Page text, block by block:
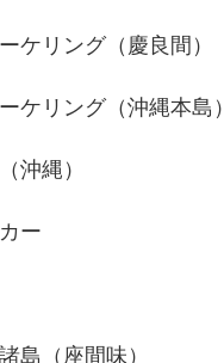
ケリング（慶良間）
ケリング（沖縄本島）
沖縄）
ー
島（座間味）